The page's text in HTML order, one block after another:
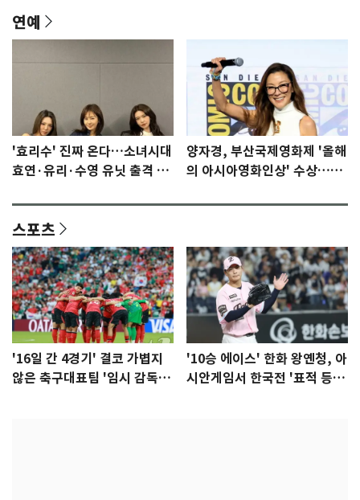
연예
'효리수' 진짜 온다…소녀시대
효연·유리·수영 유닛 출격 [N
양자경, 부산국제영화제 '올해
의 아시아영화인상' 수상…15
스포츠
'16일 간 4경기' 결코 가볍지
않은 축구대표팀 '임시 감독'
'10승 에이스' 한화 왕옌청, 아
시안게임서 한국전 '표적 등